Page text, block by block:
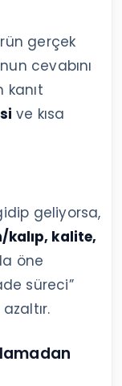
gerçek
cevabını
kanıt
ve kısa
geliyorsa,
kalıp, kalite,
öne
süreci”